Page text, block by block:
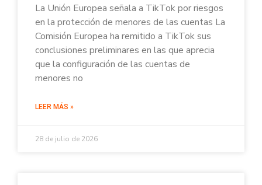
La Unión Europea señala a TikTok por riesgos
en la protección de menores de las cuentas La
Comisión Europea ha remitido a TikTok sus
conclusiones preliminares en las que aprecia
que la configuración de las cuentas de
menores no
LEER MÁS »
28 de julio de 2026